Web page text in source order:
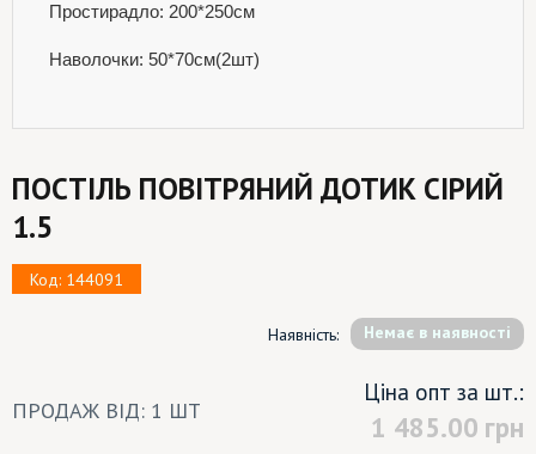
Простирадло: 200*250см
Наволочки: 50*70см(2шт)
ПОСТІЛЬ ПОВІТРЯНИЙ ДОТИК СІРИЙ
1.5
Код: 144091
Наявність: Немає в наявності
ПРОДАЖ ВІД: 1 ШТ
Ціна опт за шт.:
1 485.00 грн